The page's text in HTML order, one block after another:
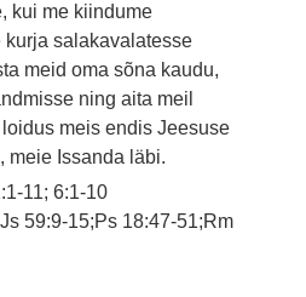
kui me kiindume
kurja salakavalatesse
meid oma sõna kaudu,
ning aita meil
meis endis Jeesuse
meie Issanda läbi.
11; 6:1-10
59:9-15;Ps 18:47-51;Rm